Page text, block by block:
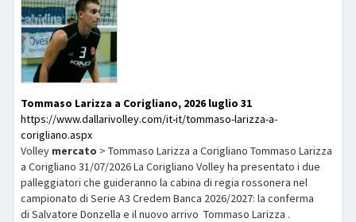
Tommaso Larizza a Corigliano, 2026 luglio 31
https://www.dallarivolley.com/it-it/tommaso-larizza-a-
corigliano.aspx
Volley mercato > Tommaso Larizza a Corigliano Tommaso Larizza
a Corigliano 31/07/2026 La Corigliano Volley ha presentato i due
palleggiatori che guideranno la cabina di regia rossonera nel
campionato di Serie A3 Credem Banca 2026/2027: la conferma
di Salvatore Donzella e il nuovo arrivo Tommaso Larizza .